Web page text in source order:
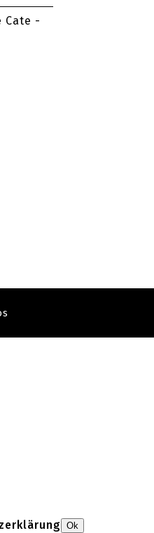
Cate -